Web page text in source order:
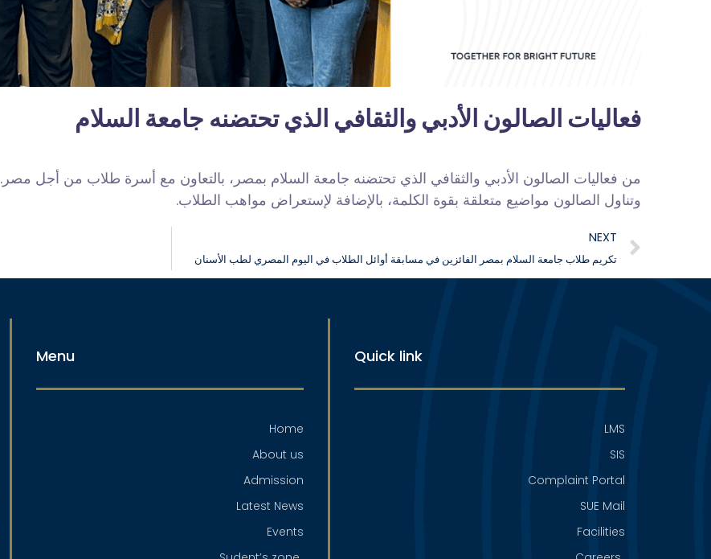
فعاليات الصالون الأدبي والثقافي الذي تحتضنه جامعة السلام
من فعاليات الصالون الأدبي والثقافي الذي تحتضنه جامعة السلام بمصر، بالتعاون مع أسرة طلاب من أجل مصر.
وتناول الصالون مواضيع متعلقة بقوة الكلمة، بالإضافة لإستعراض مواهب الطلاب.
NEXT
تكريم طلاب جامعة السلام بمصر الفائزين في مسابقة أوائل الطلاب في اليوم المصري لطب الأسنان
Menu
Home
About us
Admission
Latest News
Events
Quick link
LMS
SIS
Complaint Portal
SUE Mail
Facilities